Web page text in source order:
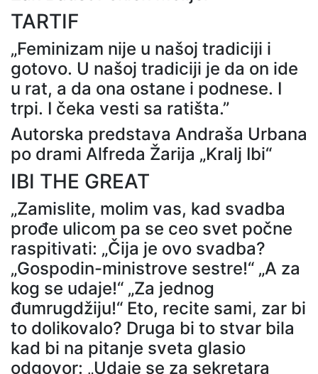
TARTIF
„Feminizam nije u našoj tradiciji i
gotovo. U našoj tradiciji je da on ide
u rat, a da ona ostane i podnese. I
trpi. I čeka vesti sa ratišta.”
Autorska predstava Andraša Urbana
po drami Alfreda Žarija „Kralj Ibi“
IBI THE GREAT
„Zamislite, molim vas, kad svadba
prođe ulicom pa se ceo svet počne
raspitivati: „Čija je ovo svadba?
„Gospodin-ministrove sestre!“ „A za
kog se udaje!“ „Za jednog
đumrugdžiju!“ Eto, recite sami, zar bi
to dolikovalo? Druga bi to stvar bila
kad bi na pitanje sveta glasio
odgovor: „Udaje se za sekretara